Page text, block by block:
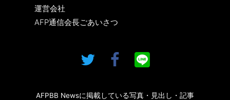
運営会社
AFP通信会長ごあいさつ
AFPBB Newsに掲載している写真・見出し・記事